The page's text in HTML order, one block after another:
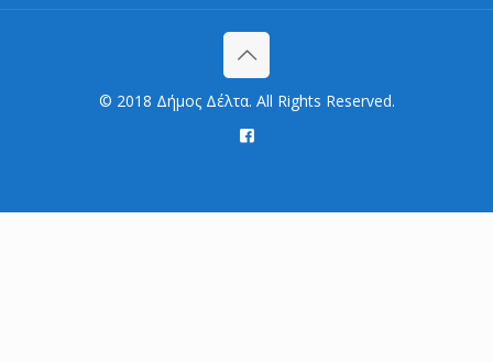
© 2018 Δήμος Δέλτα. All Rights Reserved.